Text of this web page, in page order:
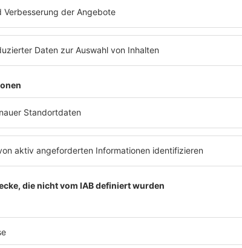
Das Musikspezial mit Sido
Sido bringt mit „Paul“
sein bereits 9. Album
raus
Sido ist einer der ganz Großen im
gekommen ist, hört ihr hier im Talk mit